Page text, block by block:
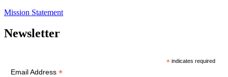
Mission Statement
Newsletter
* indicates required
Email Address *